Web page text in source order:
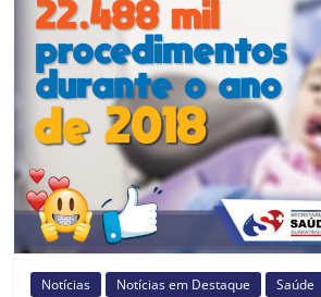
Prefeitura
Estância
Turística
Guaratinguetá
Notícias Notícias em Destaque Saúde